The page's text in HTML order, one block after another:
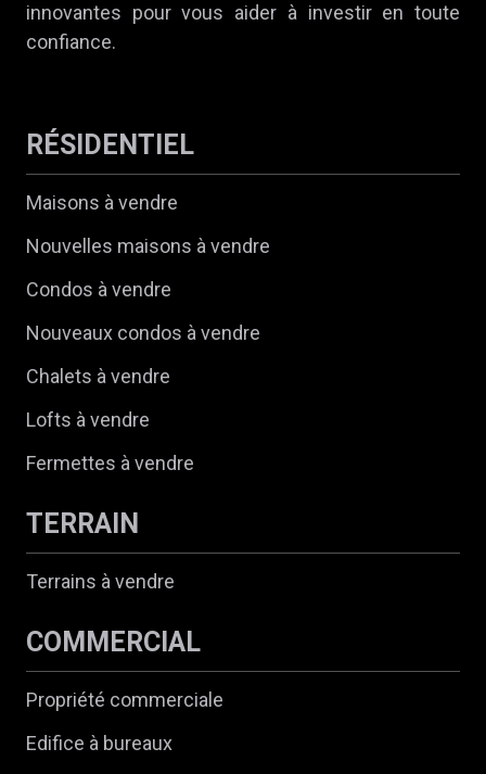
innovantes pour vous aider à investir en toute
confiance.
RÉSIDENTIEL
Maisons à vendre
Nouvelles maisons à vendre
Condos à vendre
Nouveaux condos à vendre
Chalets à vendre
Lofts à vendre
Fermettes à vendre
TERRAIN
Terrains à vendre
COMMERCIAL
Propriété commerciale
Edifice à bureaux